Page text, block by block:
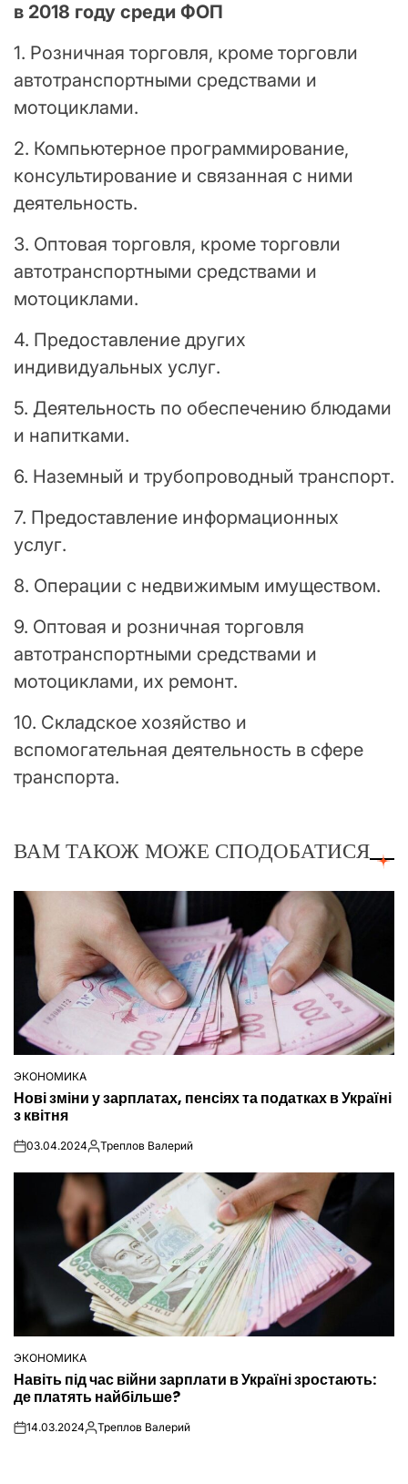
в 2018 году среди ФОП
1. Розничная торговля, кроме торговли
автотранспортными средствами и
мотоциклами.
2. Компьютерное программирование,
консультирование и связанная с ними
деятельность.
3. Оптовая торговля, кроме торговли
автотранспортными средствами и
мотоциклами.
4. Предоставление других
индивидуальных услуг.
5. Деятельность по обеспечению блюдами
и напитками.
6. Наземный и трубопроводный транспорт.
7. Предоставление информационных
услуг.
8. Операции с недвижимым имуществом.
9. Оптовая и розничная торговля
автотранспортными средствами и
мотоциклами, их ремонт.
10. Складское хозяйство и
вспомогательная деятельность в сфере
транспорта.
ВАМ ТАКОЖ МОЖЕ СПОДОБАТИСЯ
ОПУБЛІКУВАТИ
У
ЭКОНОМИКА
Нові зміни у зарплатах, пенсіях та податках в Україні
з квітня
on03.04.2024Опубліковано
Треплов Валерий
ОПУБЛІКУВАТИ
У
ЭКОНОМИКА
Навіть під час війни зарплати в Україні зростають:
де платять найбільше?
on14.03.2024Опубліковано
Треплов Валерий